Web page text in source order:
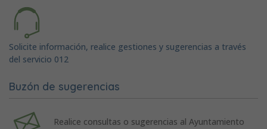
Solicite información, realice gestiones y sugerencias a través
del servicio 012
Buzón de sugerencias
Realice consultas o sugerencias al Ayuntamiento